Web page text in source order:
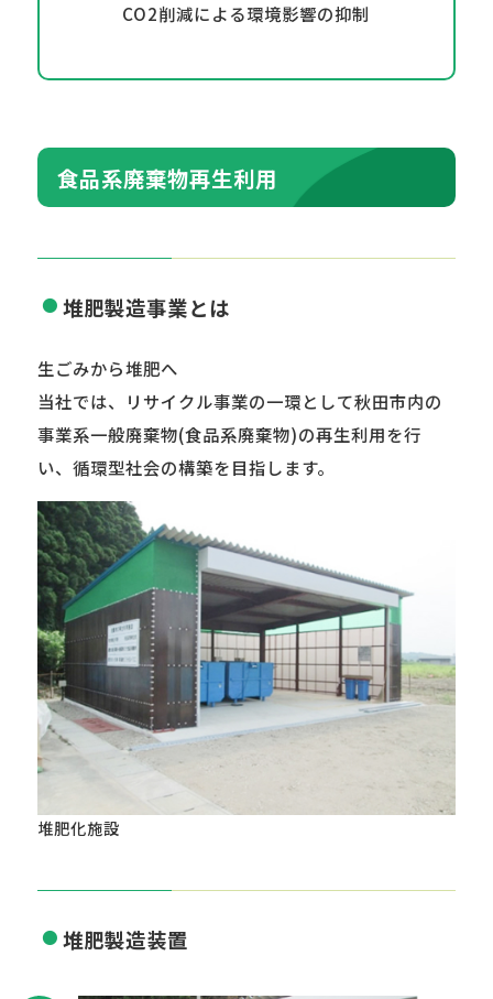
CO2削減による環境影響の抑制
食品系廃棄物再生利用
堆肥製造事業とは
生ごみから堆肥へ
当社では、リサイクル事業の一環として秋田市内の
事業系一般廃棄物(食品系廃棄物)の再生利用を行
い、循環型社会の構築を目指します。
堆肥化施設
堆肥製造装置